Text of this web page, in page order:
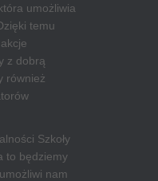
umożliwia
temu
z dobrą
również
Szkoły
to będziemy
nam